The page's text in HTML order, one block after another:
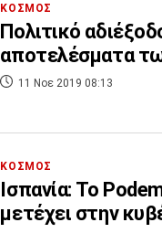
ΚΟΣΜΟΣ
Πολιτικό
αποτελέσματα
11 Νοε 2019 08:13
ΚΟΣΜΟΣ
Ισπανία: Το
μετέχει στην